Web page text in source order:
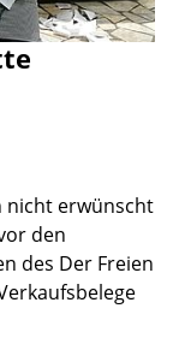
nicht erwünscht
den
des Der Freien